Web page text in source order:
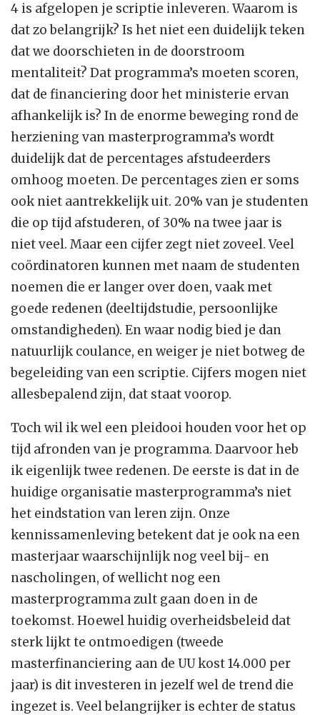
4 is afgelopen je scriptie inleveren. Waarom is
dat zo belangrijk? Is het niet een duidelijk teken
dat we doorschieten in de doorstroom
mentaliteit? Dat programma’s moeten scoren,
dat de financiering door het ministerie ervan
afhankelijk is? In de enorme beweging rond de
herziening van masterprogramma’s wordt
duidelijk dat de percentages afstudeerders
omhoog moeten. De percentages zien er soms
ook niet aantrekkelijk uit. 20% van je studenten
die op tijd afstuderen, of 30% na twee jaar is
niet veel. Maar een cijfer zegt niet zoveel. Veel
coördinatoren kunnen met naam de studenten
noemen die er langer over doen, vaak met
goede redenen (deeltijdstudie, persoonlijke
omstandigheden). En waar nodig bied je dan
natuurlijk coulance, en weiger je niet botweg de
begeleiding van een scriptie. Cijfers mogen niet
allesbepalend zijn, dat staat voorop.
Toch wil ik wel een pleidooi houden voor het op
tijd afronden van je programma. Daarvoor heb
ik eigenlijk twee redenen. De eerste is dat in de
huidige organisatie masterprogramma’s niet
het eindstation van leren zijn. Onze
kennissamenleving betekent dat je ook na een
masterjaar waarschijnlijk nog veel bij- en
nascholingen, of wellicht nog een
masterprogramma zult gaan doen in de
toekomst. Hoewel huidig overheidsbeleid dat
sterk lijkt te ontmoedigen (tweede
masterfinanciering aan de UU kost 14.000 per
jaar) is dit investeren in jezelf wel de trend die
ingezet is. Veel belangrijker is echter de status